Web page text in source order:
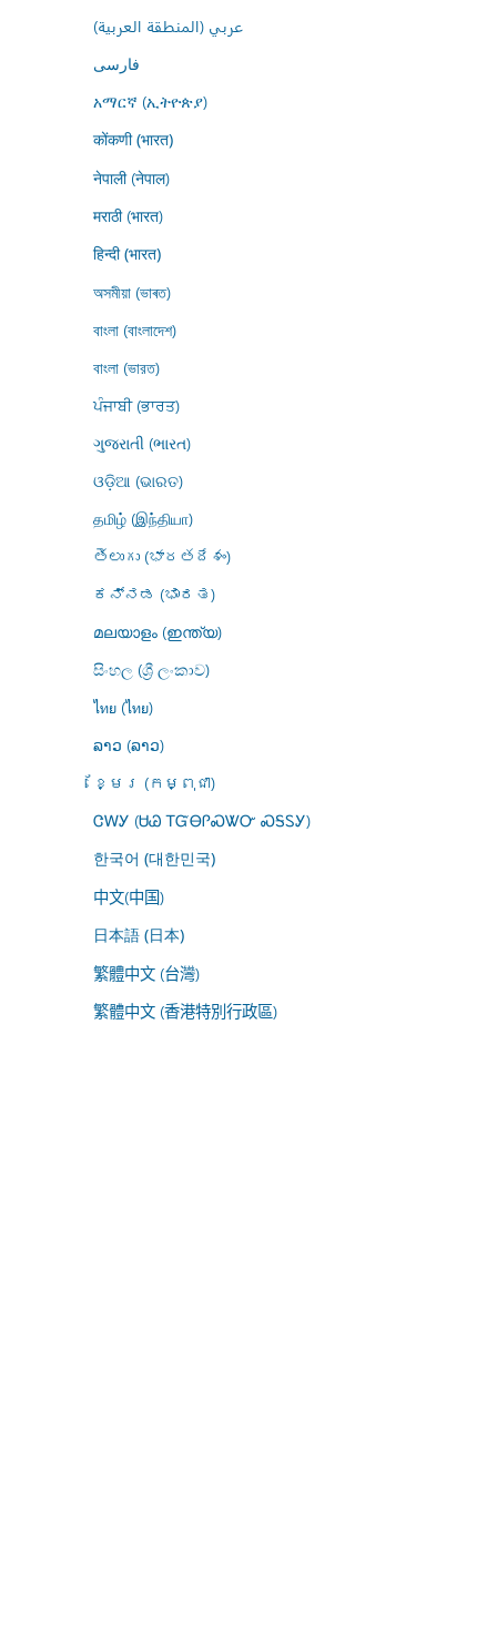
عربي (المنطقة العربية)
فارسى
አማርኛ (ኢትዮጵያ)
कोंकणी (भारत)
नेपाली (नेपाल)
मराठी (भारत)
हिन्दी (भारत)
অসমীয়া (ভাৰত)
বাংলা (বাংলাদেশ)
বাংলা (ভারত)
ਪੰਜਾਬੀ (ਭਾਰਤ)
ગુજરાતી (ભારત)
ଓଡ଼ିଆ (ଭାରତ)
தமிழ் (இந்தியா)
తెలుగు (భారతదేశం)
ಕನ್ನಡ (ಭಾರತ)
മലയാളം (ഇന്ത്യ)
සිංහල (ශ්‍රී ලංකාව)
ไทย (ไทย)
ລາວ (ລາວ)
ខ្មែរ (កម្ពុជា)
ᏣᎳᎩ (ᏌᏊ ᎢᏳᎾᎵᏍᏔᏅ ᏍᎦᏚᎩ)
한국어 (대한민국)
中文(中国)
日本語 (日本)
繁體中文 (台灣)
繁體中文 (香港特別行政區)